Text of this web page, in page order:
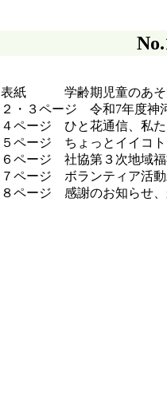
表紙 学齢期児童のあそび
２・３ページ 令和7年度神
４ページ ひと花通信、私
５ページ ちょっとイイコ
６ページ 社協第３次地域
７ページ ボランティア活
８ページ 感謝のお知らせ